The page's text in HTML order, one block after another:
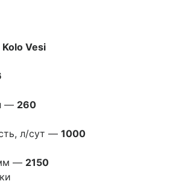
Kolo Vesi
— 260
л/сут — 1000
— 2150